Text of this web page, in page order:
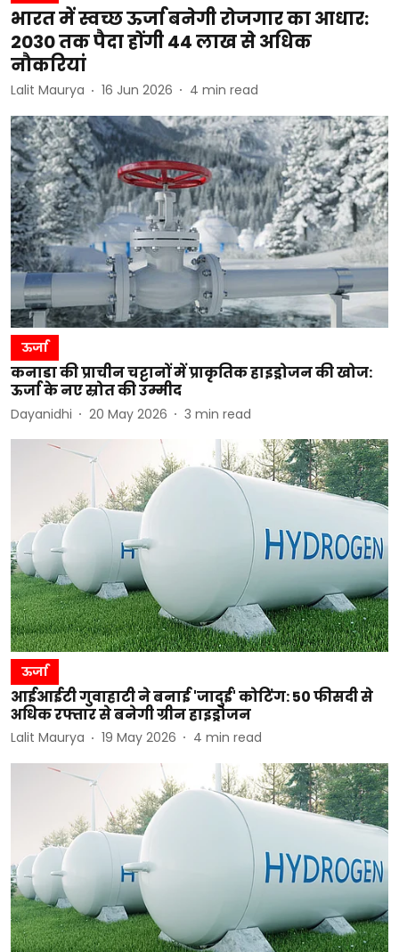
भारत में स्वच्छ ऊर्जा बनेगी रोजगार का आधार:
2030 तक पैदा होंगी 44 लाख से अधिक
नौकरियां
Lalit Maurya 16 Jun 2026 4 min read
ऊर्जा
कनाडा की प्राचीन चट्टानों में प्राकृतिक हाइड्रोजन की खोज:
ऊर्जा के नए स्रोत की उम्मीद
Dayanidhi 20 May 2026 3 min read
ऊर्जा
आईआईटी गुवाहाटी ने बनाई 'जादुई' कोटिंग: 50 फीसदी से
अधिक रफ्तार से बनेगी ग्रीन हाइड्रोजन
Lalit Maurya 19 May 2026 4 min read